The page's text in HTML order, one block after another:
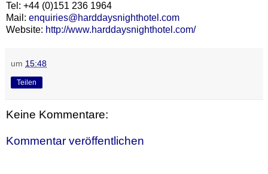
Tel: +44 (0)151 236 1964
Mail: enquiries@harddaysnighthotel.com
Website: http://www.harddaysnighthotel.com/
um 15:48
Teilen
Keine Kommentare:
Kommentar veröffentlichen